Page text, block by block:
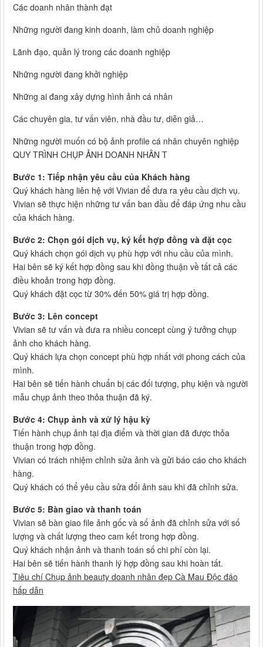
Các doanh nhân thành đạt
Những người đang kinh doanh, làm chủ doanh nghiệp
Lãnh đạo, quản lý trong các doanh nghiệp
Những người đang khởi nghiệp
Những ai đang xây dựng hình ảnh cá nhân
Các chuyên gia, tư vấn viên, nhà đầu tư, diễn giả…
Những người muốn có bộ ảnh profile cá nhân chuyên nghiệp
QUY TRÌNH CHỤP ẢNH DOANH NHÂN T
Bước 1: Tiếp nhận yêu cầu của Khách hàng
Quý khách hàng liên hệ với Vivian để đưa ra yêu cầu dịch vụ.
Vivian sẽ thực hiện những tư vấn ban đầu để đáp ứng nhu cầu
của khách hàng.
Bước 2: Chọn gói dịch vụ, ký kết hợp đồng và đặt cọc
Quý khách chọn gói dịch vụ phù hợp với nhu cầu của mình.
Hai bên sẽ ký kết hợp đồng sau khi đồng thuận về tất cả các
điều khoản trong hợp đồng.
Quý khách đặt cọc từ 30% đến 50% giá trị hợp đồng.
Bước 3: Lên concept
Vivian sẽ tư vấn và đưa ra nhiều concept cùng ý tưởng chụp
ảnh cho khách hàng.
Quý khách lựa chọn concept phù hợp nhất với phong cách của
mình.
Hai bên sẽ tiến hành chuẩn bị các đối tượng, phụ kiện và người
mẫu chụp ảnh theo thỏa thuận đã ký.
Bước 4: Chụp ảnh và xử lý hậu kỳ
Tiến hành chụp ảnh tại địa điểm và thời gian đã được thỏa
thuận trong hợp đồng.
Vivian có trách nhiệm chỉnh sửa ảnh và gửi báo cáo cho khách
hàng.
Quý khách có thể yêu cầu sửa đổi ảnh sau khi đã chỉnh sửa.
Bước 5: Bàn giao và thanh toán
Vivian sẽ bàn giao file ảnh gốc và số ảnh đã chỉnh sửa với số
lượng và chất lượng theo cam kết trong hợp đồng.
Quý khách nhận ảnh và thanh toán số chi phí còn lại.
Hai bên sẽ tiến hành thanh lý hợp đồng sau khi hoàn tất.
Tiêu chí Chụp ảnh beauty doanh nhân đẹp Cà Mau Độc đáo
hấp dẫn